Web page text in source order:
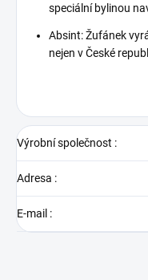
speciální bylinou
Absint: Žufánek
nejen v České
Výrobní společnost :
Adresa :
E-mail :